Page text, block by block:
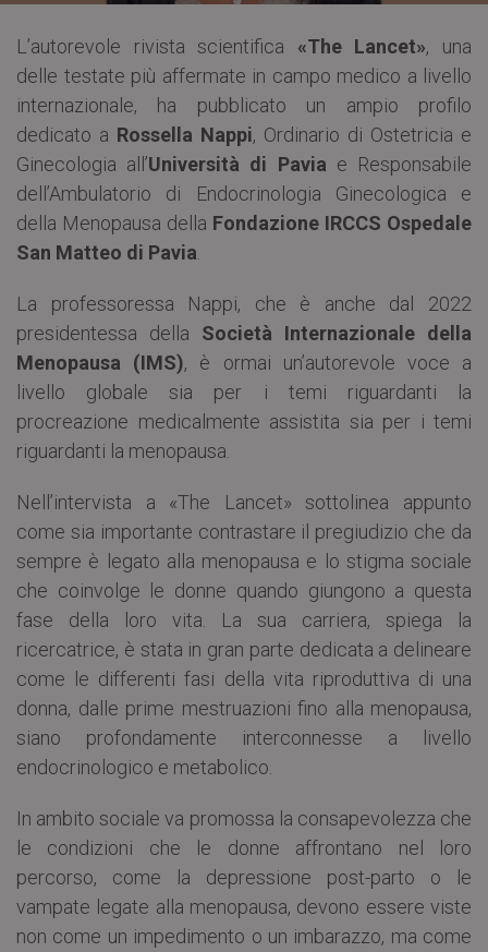
L’autorevole rivista scientifica «The Lancet», una
delle testate più affermate in campo medico a livello
internazionale, ha pubblicato un ampio profilo
dedicato a Rossella Nappi, Ordinario di Ostetricia e
Ginecologia all’Università di Pavia e Responsabile
dell’Ambulatorio di Endocrinologia Ginecologica e
della Menopausa della Fondazione IRCCS Ospedale
San Matteo di Pavia
La professoressa Nappi, che è anche dal 2022
presidentessa della Società Internazionale della
Menopausa (IMS), è ormai un’autorevole voce a
livello globale sia per i temi riguardanti la
procreazione medicalmente assistita sia per i temi
riguardanti la menopausa.
Nell’intervista a «The Lancet» sottolinea appunto
come sia importante contrastare il pregiudizio che da
sempre è legato alla menopausa e lo stigma sociale
che coinvolge le donne quando giungono a questa
fase della loro vita. La sua carriera, spiega la
ricercatrice, è stata in gran parte dedicata a delineare
come le differenti fasi della vita riproduttiva di una
donna, dalle prime mestruazioni fino alla menopausa,
siano profondamente interconnesse a livello
endocrinologico e metabolico.
In ambito sociale va promossa la consapevolezza che
le condizioni che le donne affrontano nel loro
percorso, come la depressione post-parto o le
vampate legate alla menopausa, devono essere viste
non come un impedimento o un imbarazzo, ma come